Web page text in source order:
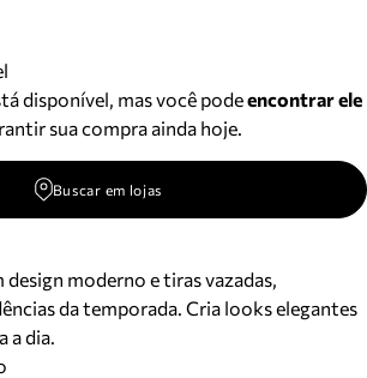
disponível, mas você podeencontrar ele
sua compra ainda hoje.
Buscar em lojas
design moderno e tiras vazadas,
da temporada. Cria looks elegantes
a dia.